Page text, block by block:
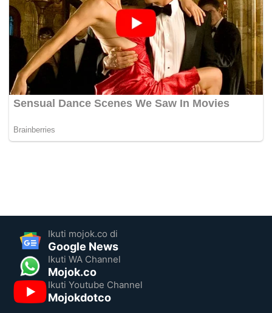
Ikuti mojok.co di
Google News
Ikuti WA Channel
Mojok.co
Ikuti Youtube Channel
Mojokdotco